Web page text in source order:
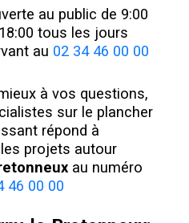
au public de 9:00
tous les jours
au 02 34 46 00 00
à vos questions,
sur le plancher
répond à
projets autour
au numéro
46 00 00